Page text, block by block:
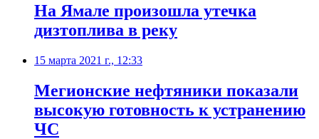
На Ямале произошла утечка
дизтоплива в реку
15 марта 2021 г., 12:33
Мегионские нефтяники показали
высокую готовность к устранению
ЧС